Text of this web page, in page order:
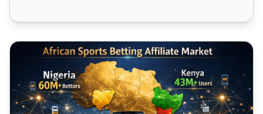
Programmes d’affiliation pour paris sportifs en Afrique